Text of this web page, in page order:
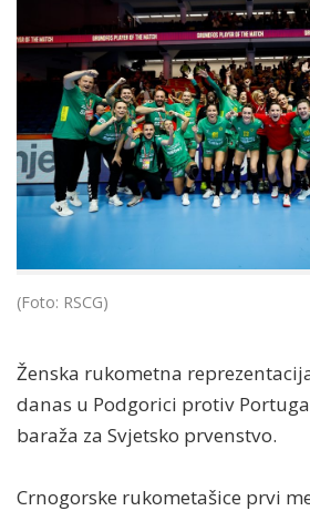
(Foto: RSCG)
Ženska rukometna
danas u Podgorici protiv
baraža za Svjetsko prvenstvo.
Crnogorske rukometašice prvi